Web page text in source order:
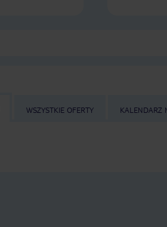
WSZYSTKIE OFERTY KALENDARZ